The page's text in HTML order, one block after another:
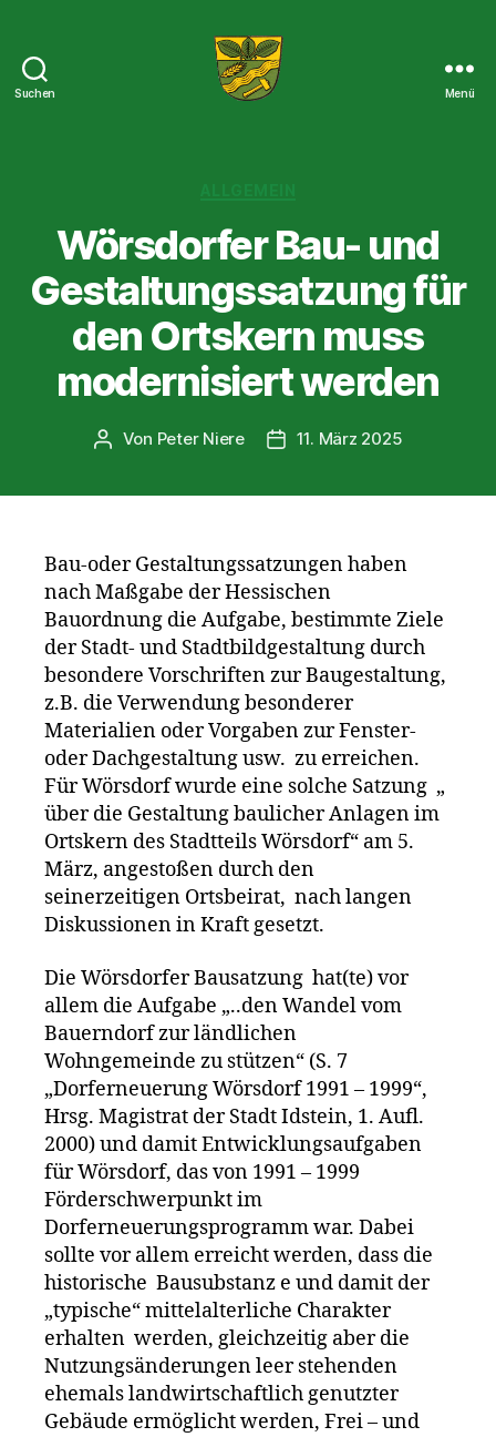
Suchen Menü
Wörsdorfer Bau- und
Gestaltungssatzung für
den Ortskern muss
modernisiert werden
Beitragsautor
Von Peter Niere Beitragsdatum
11. März 2025
Bau-oder Gestaltungssatzungen haben
nach Maßgabe der Hessischen
Bauordnung die Aufgabe, bestimmte Ziele
der Stadt- und Stadtbildgestaltung durch
besondere Vorschriften zur Baugestaltung,
z.B. die Verwendung besonderer
Materialien oder Vorgaben zur Fenster-
oder Dachgestaltung usw. zu erreichen.
Für Wörsdorf wurde eine solche Satzung „
über die Gestaltung baulicher Anlagen im
Ortskern des Stadtteils Wörsdorf“ am 5.
März, angestoßen durch den
seinerzeitigen Ortsbeirat, nach langen
Diskussionen in Kraft gesetzt.
Die Wörsdorfer Bausatzung hat(te) vor
allem die Aufgabe „..den Wandel vom
Bauerndorf zur ländlichen
Wohngemeinde zu stützen“ (S. 7
„Dorferneuerung Wörsdorf 1991 – 1999“,
Hrsg. Magistrat der Stadt Idstein, 1. Aufl.
2000) und damit Entwicklungsaufgaben
für Wörsdorf, das von 1991 – 1999
Förderschwerpunkt im
Dorferneuerungsprogramm war. Dabei
sollte vor allem erreicht werden, dass die
historische Bausubstanz e und damit der
„typische“ mittelalterliche Charakter
erhalten werden, gleichzeitig aber die
Nutzungsänderungen leer stehenden
ehemals landwirtschaftlich genutzter
Gebäude ermöglicht werden, Frei – und